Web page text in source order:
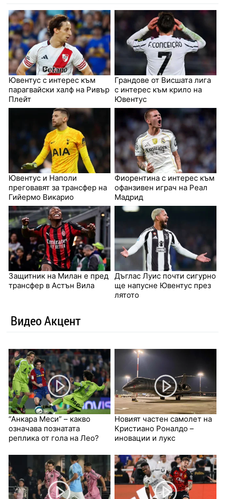
Ювентус с интерес към
парагвайски халф на Ривър
Плейт
Грандове от Висшата лига
с интерес към крило на
Ювентус
Ювентус и Наполи
преговавят за трансфер на
Гийермо Викарио
Фиорентина с интерес към
офанзивен играч на Реал
Мадрид
Защитник на Милан е пред
трансфер в Астън Вила
Дъглас Луис почти сигурно
ще напусне Ювентус през
лятото
Видео Акцент
“Анкара Меси” – какво
означава познатата
реплика от гола на Лео?
Новият частен самолет на
Кристиано Роналдо –
иновации и лукс